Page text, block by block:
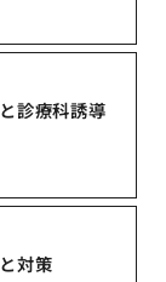
診療科誘導
対策